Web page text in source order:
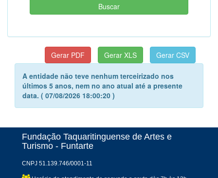
A entidade não teve nenhum terceirizado nos
últimos 5 anos, nem no ano atual até a presente
data. ( 07/08/2026 18:00:20 )
Fundação Taquaritinguense de Artes e
Turismo - Funtarte
CNPJ 51.139.746/0001-11